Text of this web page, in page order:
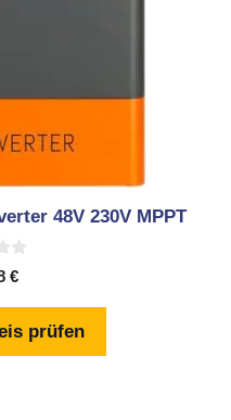
48V 230V MPPT
€
prüfen